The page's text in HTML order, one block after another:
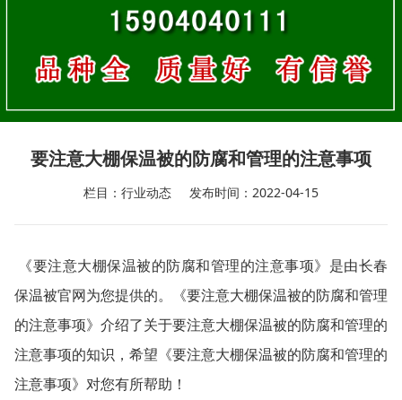
要注意大棚保温被的防腐和管理的注意事项
栏目：行业动态 发布时间：2022-04-15
《要注意大棚保温被的防腐和管理的注意事项》是由长春
保温被官网为您提供的。《要注意大棚保温被的防腐和管理
的注意事项》介绍了关于要注意大棚保温被的防腐和管理的
注意事项的知识，希望《要注意大棚保温被的防腐和管理的
注意事项》对您有所帮助！